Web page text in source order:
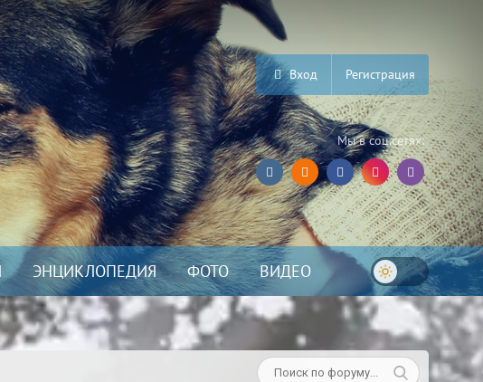
Вход Регистрация
Мы в соц.сетях:
ЭНЦИКЛОПЕДИЯ ФОТО ВИДЕО